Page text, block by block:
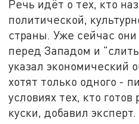
Речь идёт о тех, кто
политической,
страны. Уже сейчас они
перед Западом и
указал экономический
хотят только одного -
условиях тех, кто готов
куски, добавил эксперт.